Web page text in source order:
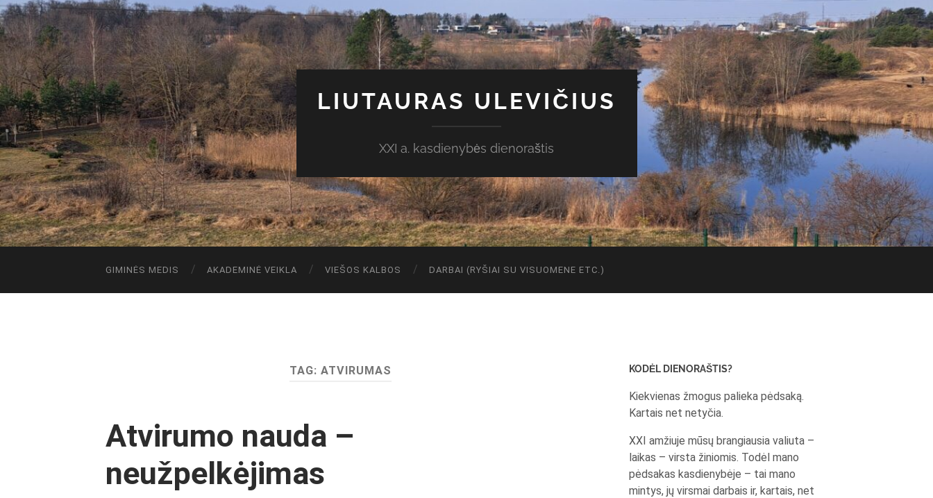
LIUTAURAS ULEVIČIUS
XXI a. kasdienybės dienoraštis
GIMINĖS MEDIS AKADEMINĖ VEIKLA VIEŠOS KALBOS DARBAI (RYŠIAI SU VISUOMENE ETC.)
TAG: ATVIRUMAS
Atvirumo nauda –
neužpelkėjimas
KODĖL DIENORAŠTIS?
Kiekvienas žmogus palieka pėdsaką.
Kartais net netyčia.
XXI amžiuje mūsų brangiausia valiuta –
laikas – virsta žiniomis. Todėl mano
pėdsakas kasdienybėje – tai mano
mintys, jų virsmai darbais ir, kartais, net